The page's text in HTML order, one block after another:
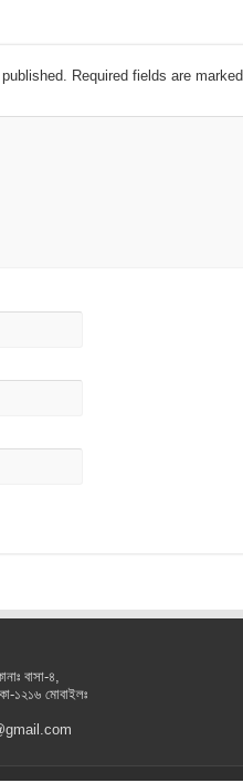
Required fields are marked
বাসা-৪,
১২১৬ মোবাইলঃ